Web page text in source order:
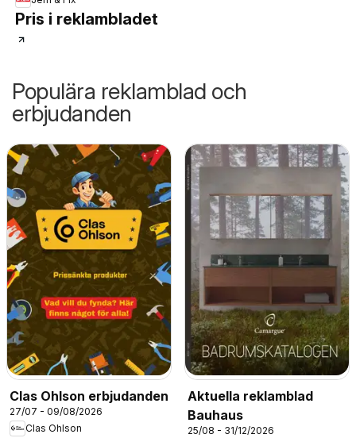
Pris i reklambladet
Populära reklamblad och
erbjudanden
Clas Ohlson erbjudanden
27/07 - 09/08/2026
Clas Ohlson
Aktuella reklamblad
Bauhaus
25/08 - 31/12/2026